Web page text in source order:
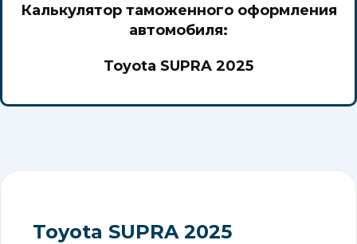
Калькулятор таможенного оформления
автомобиля:
Toyota SUPRA 2025
Toyota SUPRA 2025